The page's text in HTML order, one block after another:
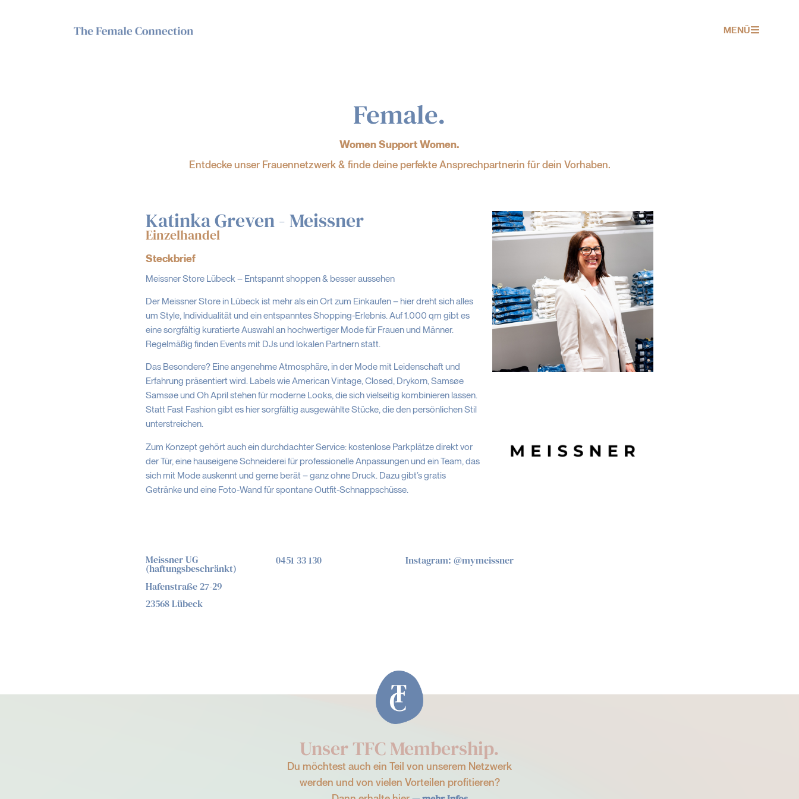
MENÜ
Female.
Women Support Women.
Entdecke unser Frauennetzwerk & finde deine perfekte Ansprechpartnerin für dein Vorhaben.
Katinka Greven - Meissner
Einzelhandel
Steckbrief
Meissner Store Lübeck – Entspannt shoppen & besser aussehen
Der Meissner Store in Lübeck ist mehr als ein Ort zum Einkaufen – hier dreht sich alles
um Style, Individualität und ein entspanntes Shopping-Erlebnis. Auf 1.000 qm gibt es
eine sorgfältig kuratierte Auswahl an hochwertiger Mode für Frauen und Männer.
Regelmäßig finden Events mit DJs und lokalen Partnern statt.
Das Besondere? Eine angenehme Atmosphäre, in der Mode mit Leidenschaft und
Erfahrung präsentiert wird. Labels wie American Vintage, Closed, Drykorn, Samsøe
Samsøe und Oh April stehen für moderne Looks, die sich vielseitig kombinieren lassen.
Statt Fast Fashion gibt es hier sorgfältig ausgewählte Stücke, die den persönlichen Stil
unterstreichen.
Zum Konzept gehört auch ein durchdachter Service: kostenlose Parkplätze direkt vor
der Tür, eine hauseigene Schneiderei für professionelle Anpassungen und ein Team, das
sich mit Mode auskennt und gerne berät – ganz ohne Druck. Dazu gibt’s gratis
Getränke und eine Foto-Wand für spontane Outfit-Schnappschüsse.
Meissner UG
(haftungsbeschränkt)
Hafenstraße 27-29
23568 Lübeck
0451 33 130 Instagram: @mymeissner
Unser TFC Membership.
Du möchtest auch ein Teil von unserem Netzwerk
werden und von vielen Vorteilen profitieren?